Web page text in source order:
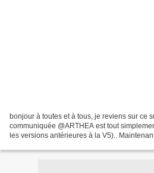
bonjour à toutes et à tous, je reviens sur ce
communiquée @ARTHEA est tout
les versions antérieures à la V5)..